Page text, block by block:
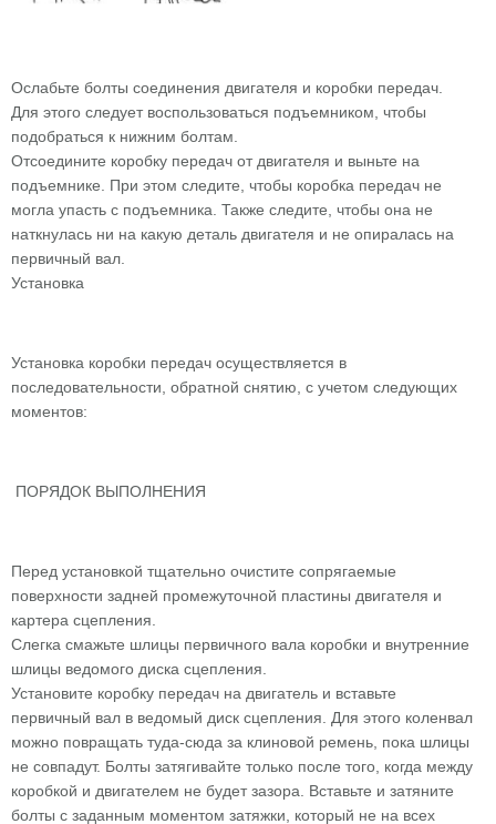
Ослабьте болты соединения двигателя и коробки передач.
Для этого следует воспользоваться подъемником, чтобы
подобраться к нижним болтам.
Отсоедините коробку передач от двигателя и выньте на
подъемнике. При этом следите, чтобы коробка передач не
могла упасть с подъемника. Также следите, чтобы она не
наткнулась ни на какую деталь двигателя и не опиралась на
первичный вал.
Установка
Установка коробки передач осуществляется в
последовательности, обратной снятию, с учетом следующих
моментов:
ПОРЯДОК ВЫПОЛНЕНИЯ
Перед установкой тщательно очистите сопрягаемые
поверхности задней промежуточной пластины двигателя и
картера сцепления.
Слегка смажьте шлицы первичного вала коробки и внутренние
шлицы ведомого диска сцепления.
Установите коробку передач на двигатель и вставьте
первичный вал в ведомый диск сцепления. Для этого коленвал
можно повращать туда-сюда за клиновой ремень, пока шлицы
не совпадут. Болты затягивайте только после того, когда между
коробкой и двигателем не будет зазора. Вставьте и затяните
болты с заданным моментом затяжки, который не на всех